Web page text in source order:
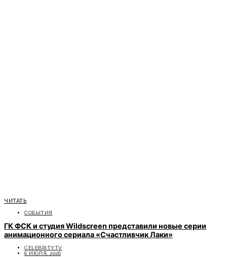
ЧИТАТЬ
СОБЫТИЯ
ГК ФСК и студия Wildscreen представили новые серии
анимационного сериала «Счастливчик Лаки»
CELEBRITYTV
6 ИЮЛЯ, 2026